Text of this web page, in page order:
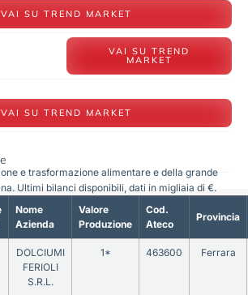
VAI SU TREND MARKET
VAI SU TREND
MARKET
VAI SU TREND MARKET
Nome
Azienda
Valore
Produzione
Cod.
Ateco
Provincia
DOLCIUMI
FERIOLI
S.R.L.
1* 463600 Ferrara
e trasformazione alimentare e della grande
Ultimi bilanci disponibili, dati in migliaia di €.